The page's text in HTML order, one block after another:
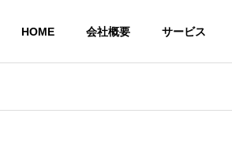
HOME 会社概要 サービス